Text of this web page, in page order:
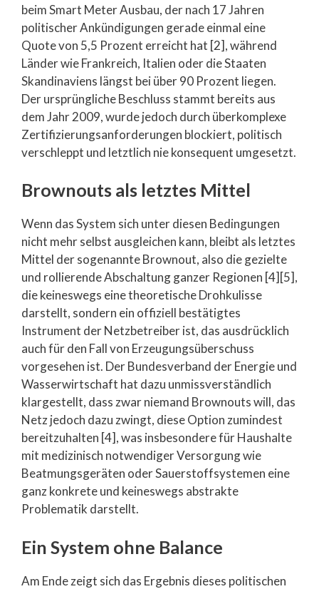
beim Smart Meter Ausbau, der nach 17 Jahren
politischer Ankündigungen gerade einmal eine
Quote von 5,5 Prozent erreicht hat [2], während
Länder wie Frankreich, Italien oder die Staaten
Skandinaviens längst bei über 90 Prozent liegen.
Der ursprüngliche Beschluss stammt bereits aus
dem Jahr 2009, wurde jedoch durch überkomplexe
Zertifizierungsanforderungen blockiert, politisch
verschleppt und letztlich nie konsequent umgesetzt.
Brownouts als letztes Mittel
Wenn das System sich unter diesen Bedingungen
nicht mehr selbst ausgleichen kann, bleibt als letztes
Mittel der sogenannte Brownout, also die gezielte
und rollierende Abschaltung ganzer Regionen [4][5],
die keineswegs eine theoretische Drohkulisse
darstellt, sondern ein offiziell bestätigtes
Instrument der Netzbetreiber ist, das ausdrücklich
auch für den Fall von Erzeugungsüberschuss
vorgesehen ist. Der Bundesverband der Energie und
Wasserwirtschaft hat dazu unmissverständlich
klargestellt, dass zwar niemand Brownouts will, das
Netz jedoch dazu zwingt, diese Option zumindest
bereitzuhalten [4], was insbesondere für Haushalte
mit medizinisch notwendiger Versorgung wie
Beatmungsgeräten oder Sauerstoffsystemen eine
ganz konkrete und keineswegs abstrakte
Problematik darstellt.
Ein System ohne Balance
Am Ende zeigt sich das Ergebnis dieses politischen